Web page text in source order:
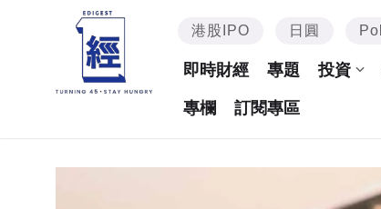
港股IPO 日圓
即時財經 專題 投資
專欄 訂閱專區